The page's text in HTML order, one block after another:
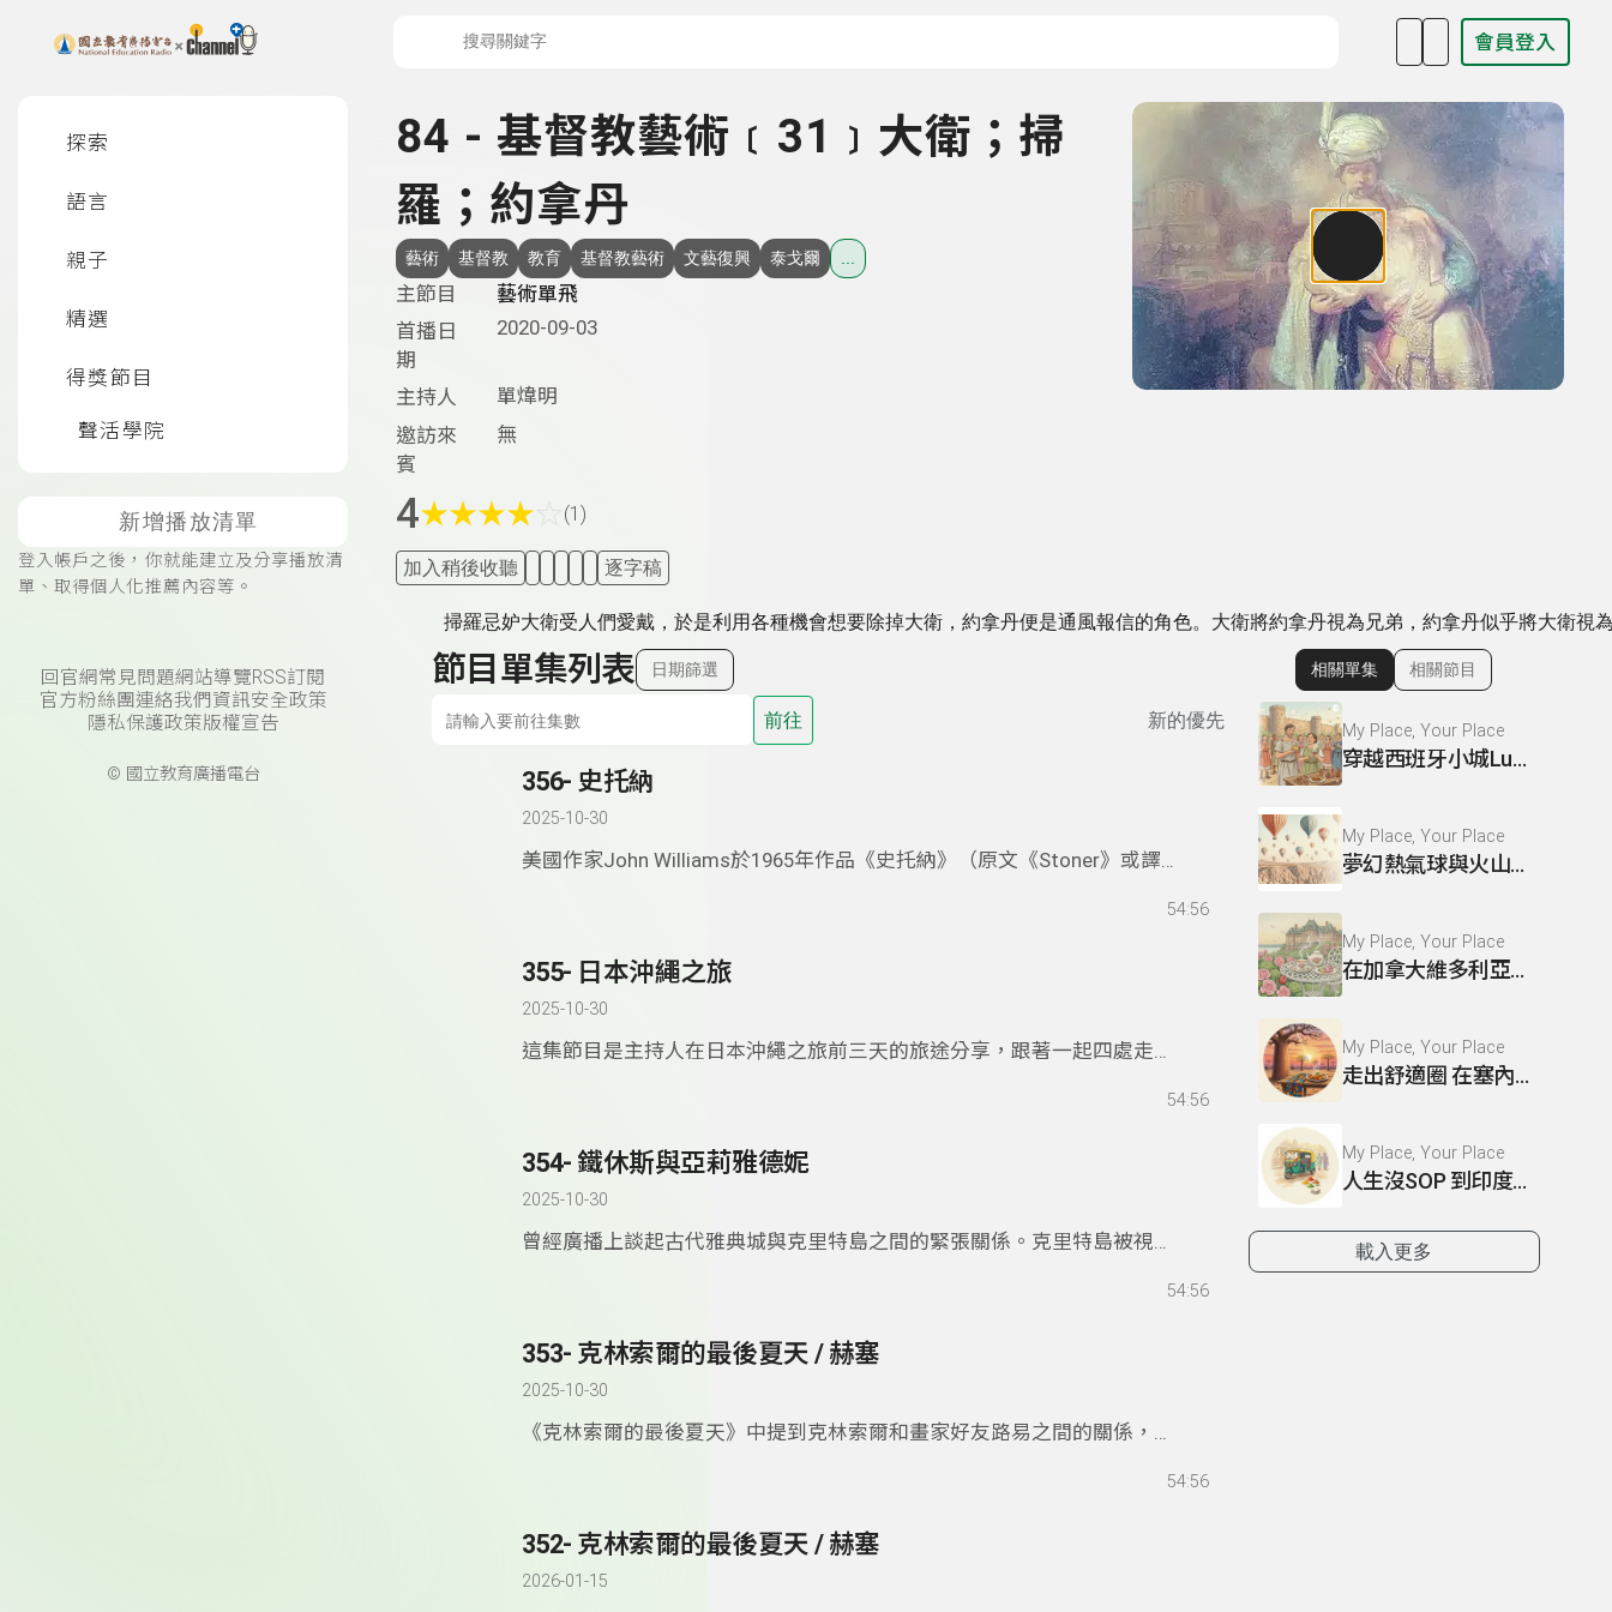
上方功能區塊 會員登入
探索
語言
親子
精選
得獎節目
聲活學院
新增播放清單
登入帳戶之後，你就能建立及分享播放清
單、取得個人化推薦內容等。
回官網常見問題網站導覽RSS訂閱
官方粉絲團連絡我們 資訊安全政策
隱私保護政策版權宣告
© 國立教育廣播電台
84 - 基督教藝術﹝31﹞大衛；掃
羅；約拿丹
藝術 基督教 教育 基督教藝術 文藝復興 泰戈爾
主節目
藝術單飛
首播日
期
2020-09-03
主持人
單煒明
邀訪來
賓
無
4★★★★ (1)
加入稍後收聽 逐字稿
掃羅忌妒大衛受人們愛戴，於是利用各種機會想要除掉大衛，約拿丹便是通風報信的角色。大衛將約拿丹視為兄弟，約拿丹似乎將大衛
節目單集列表 日期篩選
前往 新的優先
356- 史托納
2025-10-30
美國作家John Williams於1965年作品《史托納》（原文《Stoner》或譯
54:56
355- 日本沖繩之旅
2025-10-30
這集節目是主持人在日本沖繩之旅前三天的旅途分享，跟著一起四處走走
54:56
354- 鐵休斯與亞莉雅德妮
2025-10-30
曾經廣播上談起古代雅典城與克里特島之間的緊張關係。克里特島被視為
鐵休斯與亞莉雅德妮的故事大概說明這段歷史，雖然當中夾帶神話，夾帶54:56
353- 克林索爾的最後夏天 / 赫塞
2025-10-30
《克林索爾的最後夏天》中提到克林索爾和畫家好友路易之間的關係，克
實交錯，談時間，談理想，談如何成為藝術家。赫塞文字與思想優美，讓54:56
352- 克林索爾的最後夏天 / 赫塞
2026-01-15
顯示相關單集
相關單集 相關節目
My Place, Your Place
穿越西班牙小城Lugo 一起歡度古羅馬節慶
My Place, Your Place
夢幻熱氣球與火山地貌 這裡是 Cappadocia
My Place, Your Place
在加拿大維多利亞的慢時光
My Place, Your Place
走出舒適圈 在塞內加爾工作的日子
My Place, Your Place
人生沒SOP 到印度當志工的臨場修煉術
載入更多